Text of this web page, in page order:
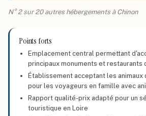
N° 2 sur 20 autres hébergements à Chinon
Points forts
Emplacement central permettant
principaux monuments et restaurants
Établissement acceptant les animaux
pour les voyageurs en famille avec
Rapport qualité-prix adapté pour un
touristique en Loire